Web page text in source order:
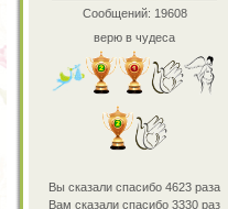
Сообщений: 19608
верю в чудеса
Вы сказали спасибо 4623 раза
Вам сказали спасибо 3330 раз